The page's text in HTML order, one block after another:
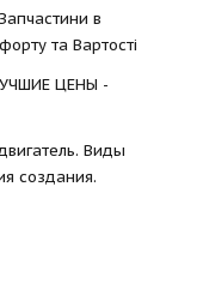
в
та Вартості
ЦЕНЫ -
Виды
создания.